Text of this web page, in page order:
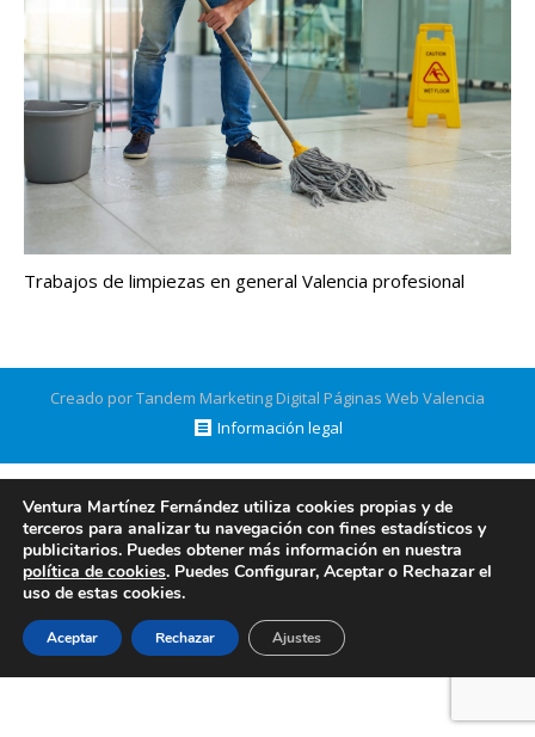
Trabajos de limpiezas en general Valencia profesional
Creado por Tandem Marketing Digital Páginas Web Valencia
Información legal
Ventura Martínez Fernández utiliza cookies propias y de
terceros para analizar tu navegación con fines estadísticos y
publicitarios. Puedes obtener más información en nuestra
política de cookies. Puedes Configurar, Aceptar o Rechazar el
uso de estas cookies.
Aceptar Rechazar Ajustes